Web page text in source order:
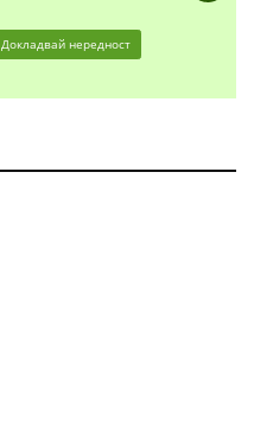
Докладвай нередност